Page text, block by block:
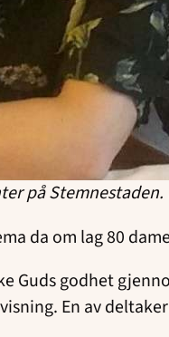
på
da om lag 80
Guds godhet
En av